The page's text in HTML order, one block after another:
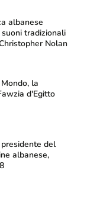
albanese
tradizionali
Nolan
la
d'Egitto
del
albanese,